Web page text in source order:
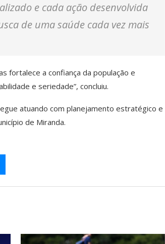
e cada ação desenvolvida
de uma saúde cada vez mais
fortalece a confiança da população e
e seriedade”, concluiu.
atuando com planejamento estratégico e
de Miranda.